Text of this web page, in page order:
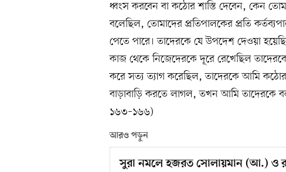
ধ্বংস করবেন বা কঠোর শাস্তি দেবেন, কেন
বলেছিল, তোমাদের প্রতিপালকের প্রতি
পেতে পারে। তাদেরকে যে উপদেশ দেওয়া
কাজ থেকে নিজেদেরকে দূরে রেখেছিল
করে সত্য ত্যাগ করেছিল, তাদেরকে আমি কঠোর
বাড়াবাড়ি করতে লাগল, তখন আমি
১৬৩–১৬৬)
আরও পড়ুন
সুরা নমলে হজরত সোলায়মান (আ.) ও